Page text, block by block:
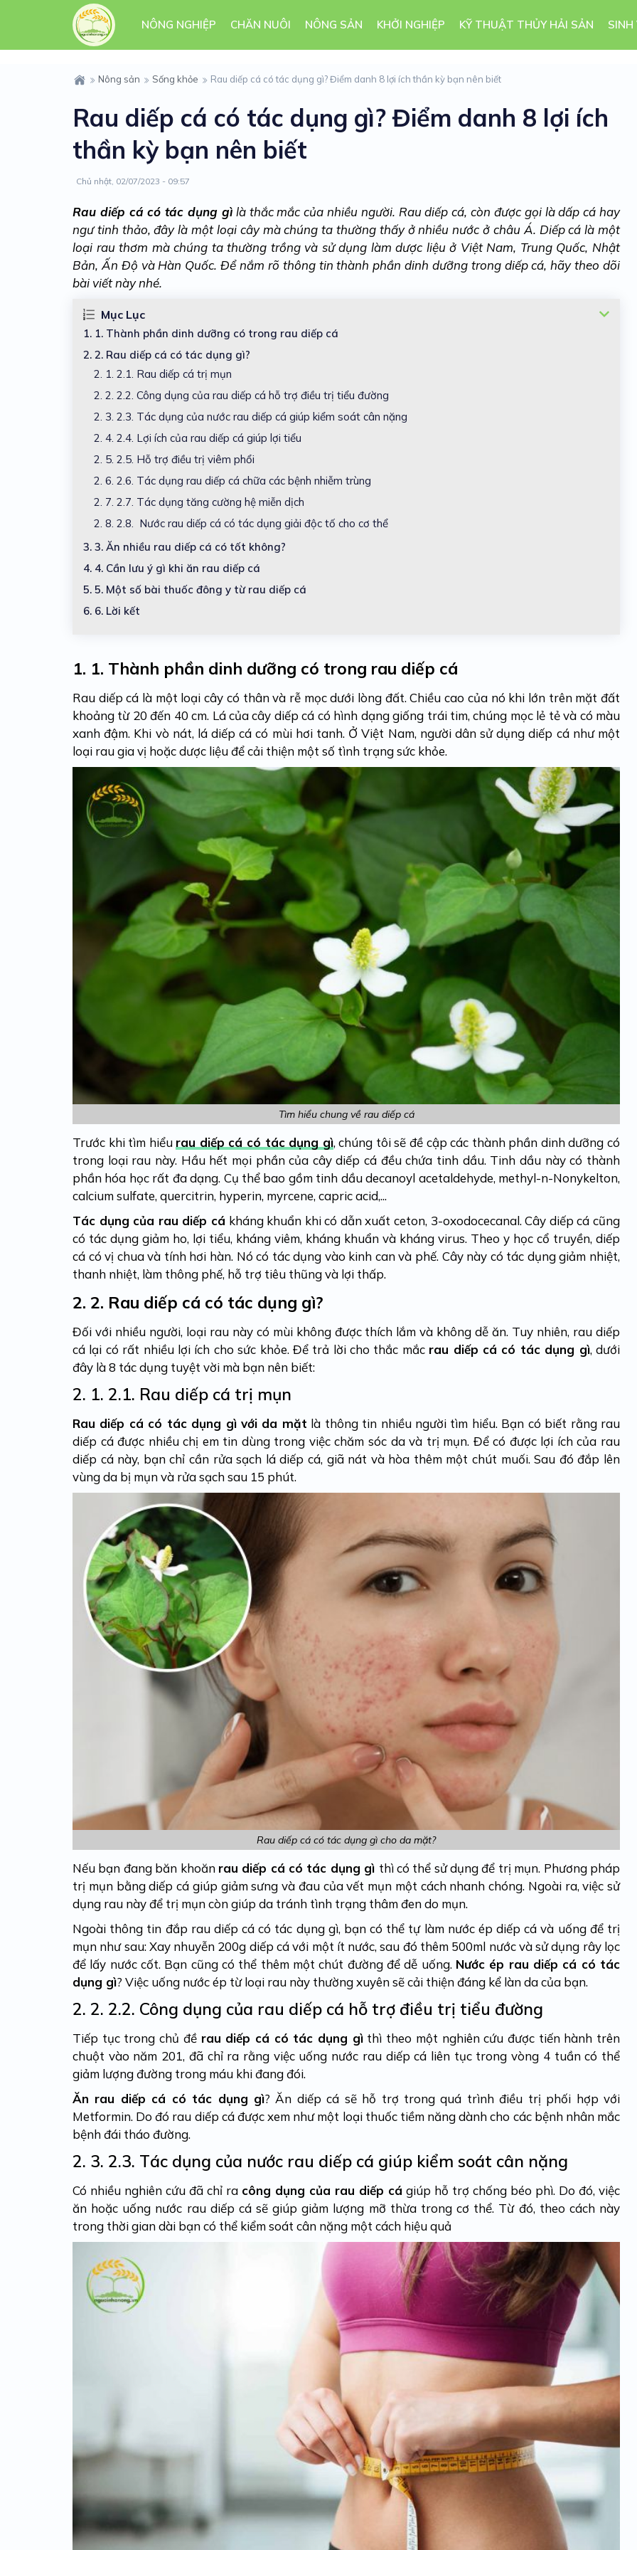
NÔNG NGHIỆP CHĂN NUÔI NÔNG SẢN KHỞI NGHIỆP KỸ THUẬT THỦY HẢI SẢN
Nông sản Sống khỏe Rau diếp cá có tác dụng gì? Điểm danh 8 lợi ích thần kỳ bạn nên biết
Rau diếp cá có tác dụng gì? Điểm danh 8 lợi ích
thần kỳ bạn nên biết
Chủ nhật, 02/07/2023 - 09:57
Rau diếp cá có tác dụng gìlà thắc mắc của nhiều người. Rau diếp cá, còn được gọi là dấp cá hay
ngư tinh thảo, đây là một loại cây mà chúng ta thường thấy ở nhiều nước ở châu Á. Diếp cá là một
loại rau thơm mà chúng ta thường trồng và sử dụng làm dược liệu ở Việt Nam, Trung Quốc, Nhật
Bản, Ấn Độ và Hàn Quốc. Để nắm rõ thông tin thành phần dinh dưỡng trong diếp cá, hãy theo dõi
bài viết này nhé.
Mục Lục
1. 1. Thành phần dinh dưỡng có trong rau diếp cá
2. 2. Rau diếp cá có tác dụng gì?
2. 1. 2.1. Rau diếp cá trị mụn
2. 2. 2.2. Công dụng của rau diếp cá hỗ trợ điều trị tiểu đường
2. 3. 2.3. Tác dụng của nước rau diếp cá giúp kiểm soát cân nặng
2. 4. 2.4. Lợi ích của rau diếp cá giúp lợi tiểu
2. 5. 2.5. Hỗ trợ điều trị viêm phổi
2. 6. 2.6. Tác dụng rau diếp cá chữa các bệnh nhiễm trùng
2. 7. 2.7. Tác dụng tăng cường hệ miễn dịch
2. 8. 2.8. Nước rau diếp cá có tác dụng giải độc tố cho cơ thể
3. 3. Ăn nhiều rau diếp cá có tốt không?
4. 4. Cần lưu ý gì khi ăn rau diếp cá
5. 5. Một số bài thuốc đông y từ rau diếp cá
6. 6. Lời kết
1. 1. Thành phần dinh dưỡng có trong rau diếp cá
Rau diếp cá là một loại cây có thân và rễ mọc dưới lòng đất. Chiều cao của nó khi lớn trên mặt đất
khoảng từ 20 đến 40 cm. Lá của cây diếp cá có hình dạng giống trái tim, chúng mọc lẻ tẻ và có màu
xanh đậm. Khi vò nát, lá diếp cá có mùi hơi tanh. Ở Việt Nam, người dân sử dụng diếp cá như một
loại rau gia vị hoặc dược liệu để cải thiện một số tình trạng sức khỏe.
Tìm hiểu chung về rau diếp cá
Trước khi tìm hiểu rau diếp cá có tác dụng gì, chúng tôi sẽ đề cập các thành phần dinh dưỡng có
trong loại rau này. Hầu hết mọi phần của cây diếp cá đều chứa tinh dầu. Tinh dầu này có thành
phần hóa học rất đa dạng. Cụ thể bao gồm tinh dầu decanoyl acetaldehyde, methyl-n-Nonykelton,
calcium sulfate, quercitrin, hyperin, myrcene, capric acid,...
Tác dụng của rau diếp cá kháng khuẩn khi có dẫn xuất ceton, 3-oxodocecanal. Cây diếp cá cũng
có tác dụng giảm ho, lợi tiểu, kháng viêm, kháng khuẩn và kháng virus. Theo y học cổ truyền, diếp
cá có vị chua và tính hơi hàn. Nó có tác dụng vào kinh can và phế. Cây này có tác dụng giảm nhiệt,
thanh nhiệt, làm thông phế, hỗ trợ tiêu thũng và lợi thấp.
2. 2. Rau diếp cá có tác dụng gì?
Đối với nhiều người, loại rau này có mùi không được thích lắm và không dễ ăn. Tuy nhiên, rau diếp
cá lại có rất nhiều lợi ích cho sức khỏe. Để trả lời cho thắc mắc rau diếp cá có tác dụng gì, dưới
đây là 8 tác dụng tuyệt vời mà bạn nên biết:
2. 1. 2.1. Rau diếp cá trị mụn
Rau diếp cá có tác dụng gì với da mặt là thông tin nhiều người tìm hiểu. Bạn có biết rằng rau
diếp cá được nhiều chị em tin dùng trong việc chăm sóc da và trị mụn. Để có được lợi ích của rau
diếp cá này, bạn chỉ cần rửa sạch lá diếp cá, giã nát và hòa thêm một chút muối. Sau đó đắp lên
vùng da bị mụn và rửa sạch sau 15 phút.
Rau diếp cá có tác dụng gì cho da mặt?
Nếu bạn đang băn khoăn rau diếp cá có tác dụng gì thì có thể sử dụng để trị mụn. Phương pháp
trị mụn bằng diếp cá giúp giảm sưng và đau của vết mụn một cách nhanh chóng. Ngoài ra, việc sử
dụng rau này để trị mụn còn giúp da tránh tình trạng thâm đen do mụn.
Ngoài thông tin đắp rau diếp cá có tác dụng gì, bạn có thể tự làm nước ép diếp cá và uống để trị
mụn như sau: Xay nhuyễn 200g diếp cá với một ít nước, sau đó thêm 500ml nước và sử dụng rây lọc
để lấy nước cốt. Bạn cũng có thể thêm một chút đường để dễ uống. Nước ép rau diếp cá có tác
dụng gì? Việc uống nước ép từ loại rau này thường xuyên sẽ cải thiện đáng kể làn da của bạn.
2. 2. 2.2. Công dụng của rau diếp cá hỗ trợ điều trị tiểu đường
Tiếp tục trong chủ đề rau diếp cá có tác dụng gìthì theo một nghiên cứu được tiến hành trên
chuột vào năm 201, đã chỉ ra rằng việc uống nước rau diếp cá liên tục trong vòng 4 tuần có thể
giảm lượng đường trong máu khi đang đói.
Ăn rau diếp cá có tác dụng gì? Ăn diếp cá sẽ hỗ trợ trong quá trình điều trị phối hợp với
Metformin. Do đó rau diếp cá được xem như một loại thuốc tiềm năng dành cho các bệnh nhân mắc
bệnh đái tháo đường.
2. 3. 2.3. Tác dụng của nước rau diếp cá giúp kiểm soát cân nặng
Có nhiều nghiên cứu đã chỉ ra công dụng của rau diếp cá giúp hỗ trợ chống béo phì. Do đó, việc
ăn hoặc uống nước rau diếp cá sẽ giúp giảm lượng mỡ thừa trong cơ thể. Từ đó, theo cách này
trong thời gian dài bạn có thể kiểm soát cân nặng một cách hiệu quả